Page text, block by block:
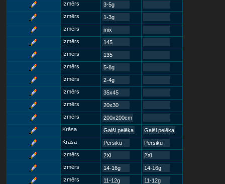
Izmērs
3-5g
Izmērs
1-3g
Izmērs
mix
Izmērs
145
Izmērs
135
Izmērs
5-8g
Izmērs
2-4g
Izmērs
35x45
Izmērs
20x30
Izmērs
200x200cm
Krāsa
Gaiši pelēka
Gaiši pelēka
Krāsa
Persiku
Persiku
Izmērs
2Xl
2Xl
Izmērs
14-16g
14-16g
Izmērs
11-12g
11-12g